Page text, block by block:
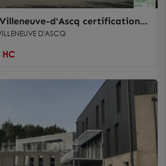
d'Ascq certification
D'ASCQ
HC